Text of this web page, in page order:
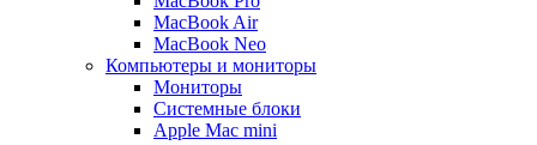
MacBook Air
MacBook Neo
Компьютеры и мониторы
Мониторы
Системные блоки
Apple Mac mini